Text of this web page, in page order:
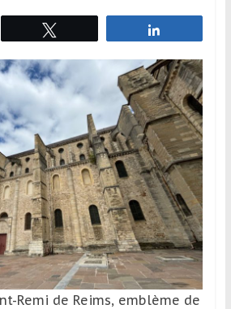
Remi de Reims, emblème de